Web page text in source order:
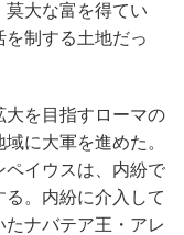
莫大な富を得てい
制する土地だっ
を目指すローマの
に大軍を進めた。
ペイウスは、内紛で
。内紛に介入して
ナバテア王・アレ